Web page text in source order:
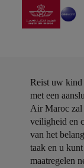
Overslaan en
Reist uw kind
met een
Air Maroc zal
veiligheid en
van het
taak en u
maatregelen